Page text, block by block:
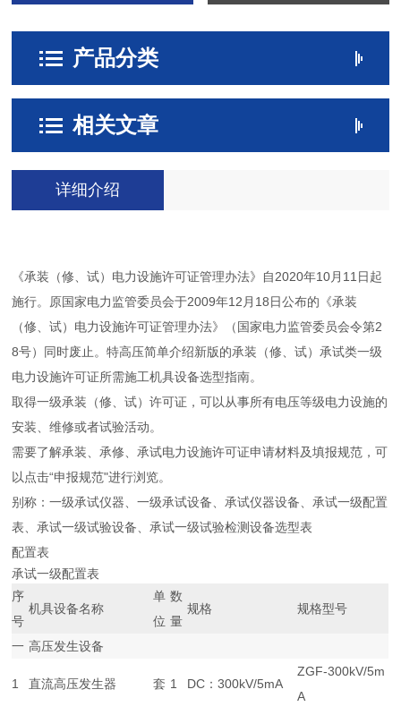
产品分类
相关文章
详细介绍
《承装（修、试）电力设施许可证管理办法》自2020年10月11日起
施行。原国家电力监管委员会于2009年12月18日公布的《承装
（修、试）电力设施许可证管理办法》（国家电力监管委员会令第2
8号）同时废止。特高压简单介绍新版的承装（修、试）承试类一级
电力设施许可证所需施工机具设备选型指南。
取得一级承装（修、试）许可证，可以从事所有电压等级电力设施的
安装、维修或者试验活动。
需要了解承装、承修、承试电力设施许可证申请材料及填报规范，可
以点击“申报规范"进行浏览。
别称：一级承试仪器、一级承试设备、承试仪器设备、承试一级配置
表、承试一级试验设备、承试一级试验检测设备选型表
配置表
承试一级配置表
序
号
机具设备名称
单
位
数
量
规格 规格型号
一 高压发生设备
1 直流高压发生器 套 1 DC：300kV/5mA
ZGF-300kV/5m
A